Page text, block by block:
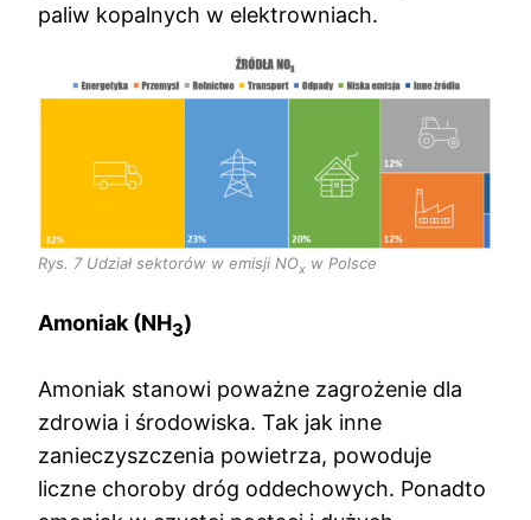
paliw kopalnych w elektrowniach.
Rys. 7 Udział sektorów w emisji NOx w Polsce
Amoniak (NH3)
Amoniak stanowi poważne zagrożenie dla
zdrowia i środowiska. Tak jak inne
zanieczyszczenia powietrza, powoduje
liczne choroby dróg oddechowych. Ponadto